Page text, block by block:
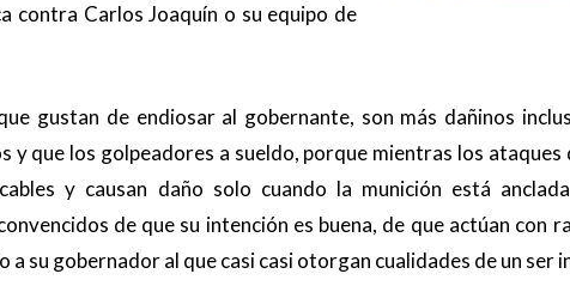
contra Carlos Joaquín o su equipo de
gustan de endiosar al gobernante, son más dañinos
y que los golpeadores a sueldo, porque mientras los ataques
y causan daño solo cuando la munición está
de que su intención es buena, de que actúan con
a su gobernador al que casi casi otorgan cualidades de un ser